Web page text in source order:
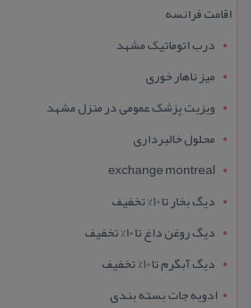
اقامت فرانسه
درب اتوماتیک مشهد
میز ناهار خوری
ویزیت پزشک عمومی در منزل مشهد
محلول خالبرداری
exchange montreal
دیگ بخار تا 10% تخفیف
دیگ روغن داغ تا 10% تخفیف
دیگ آبگرم تا 10% تخفیف
ادویه جات بسته بندی